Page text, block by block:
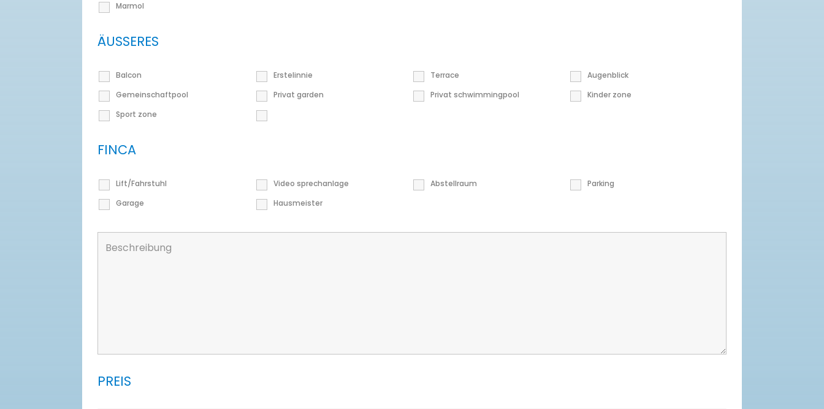
Marmol
ÄUSSERES
Balcon Erstelinnie Terrace
Augenblick
Gemeinschaftpool
Privat garden Privat schwimmingpool
Kinder zone
Sport zone
FINCA
Lift/Fahrstuhl Video sprechanlage Abstellraum
Parking
Garage
Hausmeister
PREIS